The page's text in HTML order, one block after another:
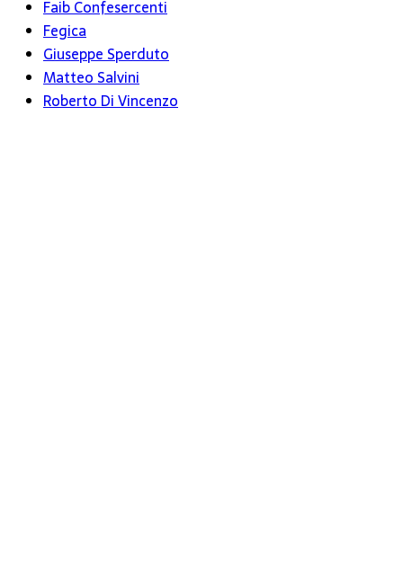
Faib Confesercenti
Fegica
Giuseppe Sperduto
Matteo Salvini
Roberto Di Vincenzo